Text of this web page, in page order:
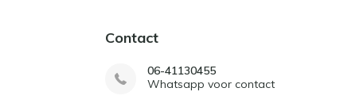
Contact
06-41130455
Whatsapp voor contact